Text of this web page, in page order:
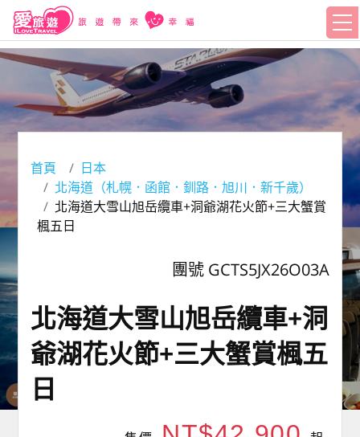
首頁
日本
北海道（札幌．函館．釧路．旭川．新千歲）
北海道大雪山旭岳纜車+洞爺湖花火節+三大蟹賞
楓五日
團號 GCTS5JX26O03A
北海道大雪山旭岳纜車+洞
爺湖花火節+三大蟹賞楓五
日